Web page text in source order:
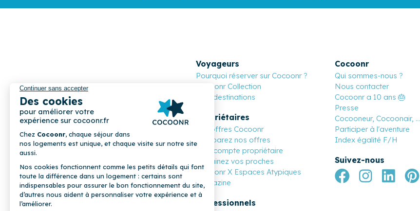
COCOONR
Voyageurs
Pourquoi réserver sur Cocoonr ?
Cocoonr Collection
Nos destinations
Propriétaires
Les offres Cocoonr
Comparez nos offres
Mon compte propriétaire
Parrainez vos proches
Cocoonr X Espaces Atypiques
Magazine
Professionnels
Cocoonr
Qui sommes-nous ?
Nous contacter
Cocoonr a 10 ans 🎂
Presse
Cocooneur, Cocoonair, ...
Participer à l'aventure
Index égalité F/H
Suivez-nous